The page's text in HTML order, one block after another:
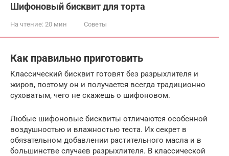
Шифоновый бисквит для торта
На чтение: 20 мин Советы
Как правильно приготовить
Классический бисквит готовят без разрыхлителя и
жиров, поэтому он и получается всегда традиционно
суховатым, чего не скажешь о шифоновом.
Любые шифоновые бисквиты отличаются особенной
воздушностью и влажностью теста. Их секрет в
обязательном добавлении растительного масла и в
большинстве случаев разрыхлителя. В классической